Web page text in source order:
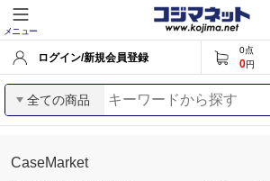
メニュー
ログイン/新規会員登録
0点
0円
全ての商品
CaseMarket